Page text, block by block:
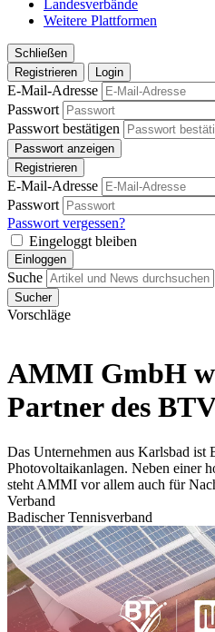
Landesverbände
Weitere Plattformen
Schließen
Registrieren
Login
E-Mail-Adresse
Passwort
Passwort bestätigen
Passwort anzeigen
Registrieren
E-Mail-Adresse
Passwort
Passwort vergessen?
Eingeloggt bleiben
Einloggen
Suche
Sucher
Vorschläge
AMMI GmbH
Partner des
Das Unternehmen aus Karlsbad ist
Photovoltaikanlagen. Neben einer
steht AMMI vor allem auch für
Verband
Badischer Tennisverband